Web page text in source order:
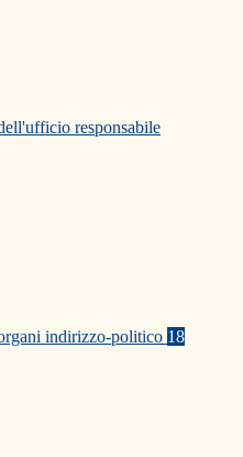
responsabile
indirizzo-politico 18